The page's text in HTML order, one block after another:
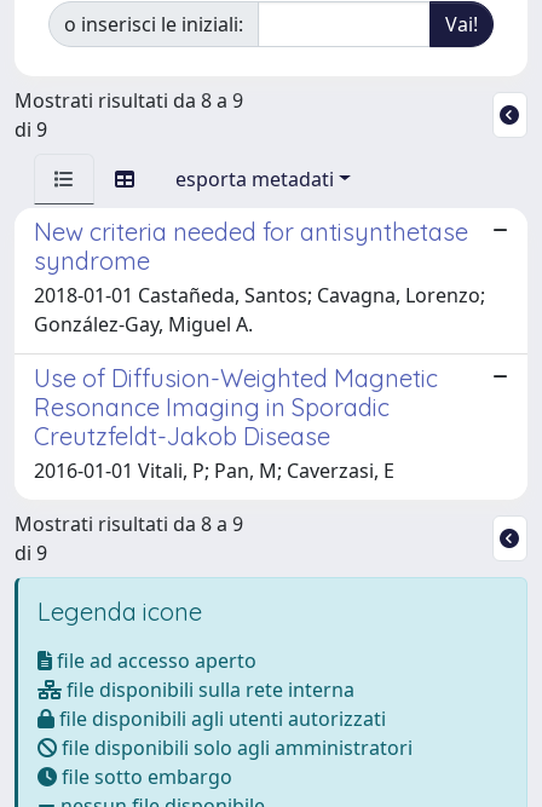
o inserisci le iniziali:
Mostrati risultati da 8 a 9
di 9
esporta metadati
New criteria needed for antisynthetase
syndrome
2018-01-01 Castañeda, Santos; Cavagna, Lorenzo;
González-Gay, Miguel A.
Use of Diffusion-Weighted Magnetic
Resonance Imaging in Sporadic
Creutzfeldt-Jakob Disease
2016-01-01 Vitali, P; Pan, M; Caverzasi, E
Mostrati risultati da 8 a 9
di 9
Legenda icone
file ad accesso aperto
file disponibili sulla rete interna
file disponibili agli utenti autorizzati
file disponibili solo agli amministratori
file sotto embargo